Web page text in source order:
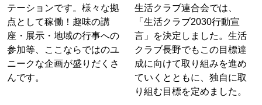
テーションです。様々な拠
点として稼働！趣味の講
座・展示・地域の行事への
参加等、ここならではのユ
ニークな企画が盛りだくさ
んです。
生活クラブ連合会では、
「生活クラブ2030行動宣
言」を決定しました。生活
クラブ長野でもこの目標達
成に向けて取り組みを進め
ていくとともに、独自に取
り組む目標を定めました。